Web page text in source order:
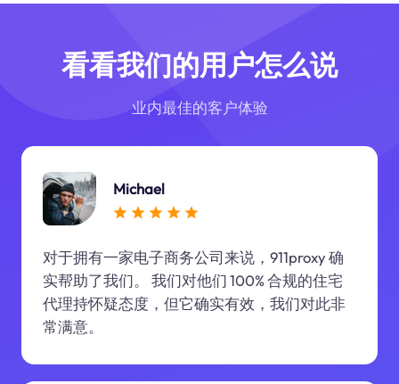
看看我们的用户怎么说
业内最佳的客户体验
Michael
对于拥有一家电子商务公司来说，911proxy 确
实帮助了我们。 我们对他们 100% 合规的住宅
代理持怀疑态度，但它确实有效，我们对此非
常满意。